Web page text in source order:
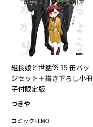
組長娘と世話係 15 缶バッ
ジセット＋描き下ろし小冊
子付限定版
つきや
コミックELMO